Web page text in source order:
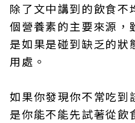
除了文中講到的飲食不
個營養素的主要來源，
是如果是碰到缺乏的狀
用處。
如果你發現你不常吃到
是你能不能先試著從飲